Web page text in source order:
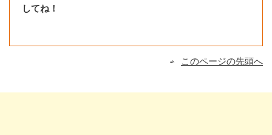
してね！
このページの先頭へ